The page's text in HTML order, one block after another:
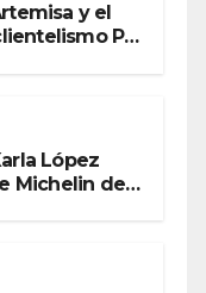
y el
Por
López
Michelin del